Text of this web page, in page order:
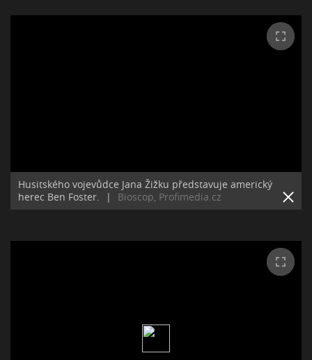
Husitského vojevůdce Jana Žižku představuje americký
herec Ben Foster.
| Bioscop, Profimedia.cz